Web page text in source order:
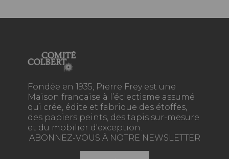
Fondée en 1935, Pierre Frey est une
Maison française à l’éclectisme assumé
qui crée, édite et fabrique des étoffes,
des papiers peints, des tapis sur-mesure
et du mobilier d'exception.
ABONNEZ-VOUS À NOTRE NEWSLETTER